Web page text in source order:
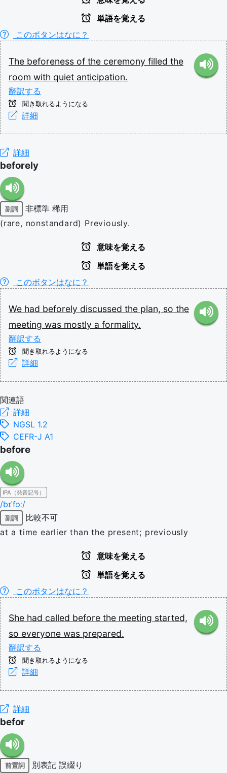
単語を覚える
このボタンはなに？
The beforeness of the ceremony filled the
room with quiet anticipation.
翻訳する
聞き取れるようになる
詳細
詳細
beforely
副詞 非標準 稀用
(rare, nonstandard) Previously.
意味を覚える
単語を覚える
このボタンはなに？
We had beforely discussed the plan, so the
meeting was mostly a formality.
翻訳する
聞き取れるようになる
詳細
関連語
詳細
NGSL 1.2
CEFR-J A1
before
IPA（発音記号）
/bɪˈfɔː/
副詞
比較不可
at a time earlier than the present; previously
意味を覚える
単語を覚える
このボタンはなに？
She had called before the meeting started,
so everyone was prepared.
翻訳する
聞き取れるようになる
詳細
詳細
befor
前置詞 別表記 誤綴り